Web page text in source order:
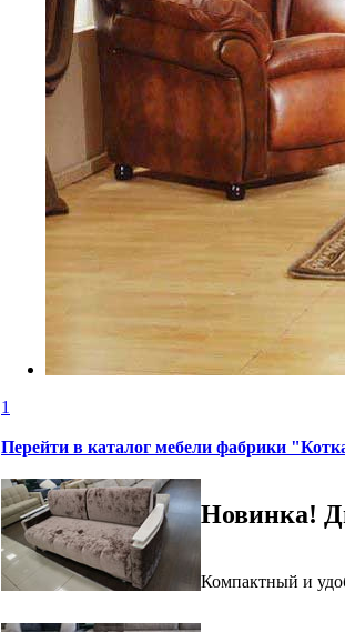
1
Перейти в каталог мебели фабрики
Новинка!
Компактный и